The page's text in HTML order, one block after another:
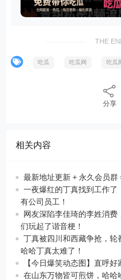
THE
吃瓜 吃瓜网 吃瓜
分享
相关内容
最新地址更新 + 永久会员群
一夜爆红的丁真找到工作了
有公司员工！
网友深陷李佳琦的李姓消
们玩起了谐音梗！
丁真被四川和西藏争抢，轮
哈哈丁真太难了！
【今日爆笑动态图​】直呼好
在山东万物皆可煎饼，哈哈